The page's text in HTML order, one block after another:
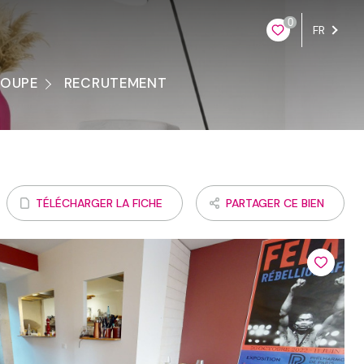
0
FR
RECRUTEMENT
TÉLÉCHARGER LA FICHE PARTAGER CE BIEN